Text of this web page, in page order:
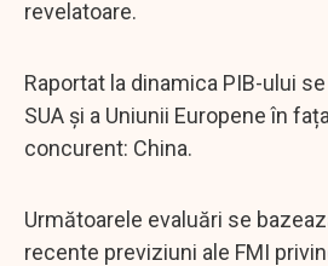
revelatoare.
Raportat la dinamica PIB-ului
SUA și a Uniunii Europene în
concurent: China.
Următoarele evaluări se
recente previziuni ale FMI